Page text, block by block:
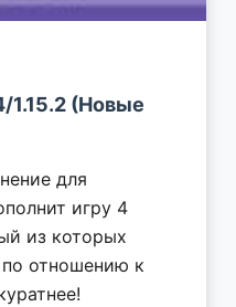
1.15.2 (Новые
для
игру 4
из которых
отношению к